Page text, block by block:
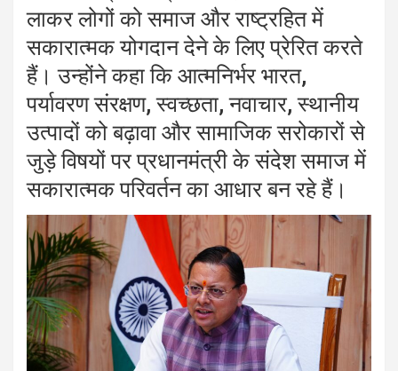
लाकर लोगों को समाज और राष्ट्रहित में
सकारात्मक योगदान देने के लिए प्रेरित करते
हैं। उन्होंने कहा कि आत्मनिर्भर भारत,
पर्यावरण संरक्षण, स्वच्छता, नवाचार, स्थानीय
उत्पादों को बढ़ावा और सामाजिक सरोकारों से
जुड़े विषयों पर प्रधानमंत्री के संदेश समाज में
सकारात्मक परिवर्तन का आधार बन रहे हैं।